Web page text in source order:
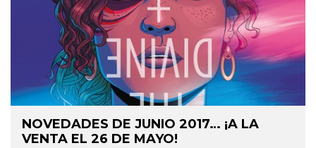
NOVEDADES DE JUNIO 2017… ¡A LA
VENTA EL 26 DE MAYO!